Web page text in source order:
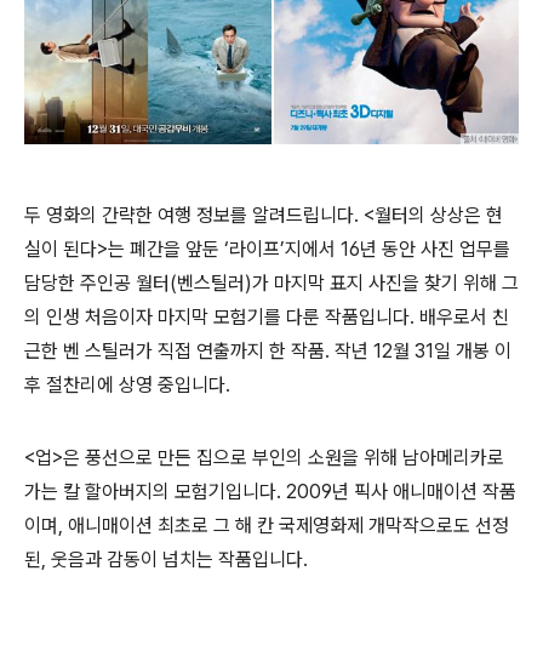
두 영화의 간략한 여행 정보를 알려드립니다. <월터의 상상은 현
실이 된다>는 폐간을 앞둔 ‘라이프’지에서 16년 동안 사진 업무를
담당한 주인공 월터(벤스틸러)가 마지막 표지 사진을 찾기 위해 그
의 인생 처음이자 마지막 모험기를 다룬 작품입니다. 배우로서 친
근한 벤 스틸러가 직접 연출까지 한 작품. 작년 12월 31일 개봉 이
후 절찬리에 상영 중입니다.
<업>은 풍선으로 만든 집으로 부인의 소원을 위해 남아메리카로
가는 칼 할아버지의 모험기입니다. 2009년 픽사 애니매이션 작품
이며, 애니매이션 최초로 그 해 칸 국제영화제 개막작으로도 선정
된, 웃음과 감동이 넘치는 작품입니다.